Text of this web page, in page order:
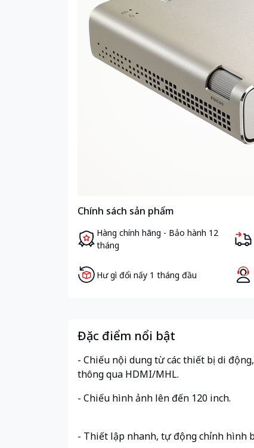
Chính sách sản phẩm
Hàng chính hãng - Bảo hành 12
tháng
Hư gì đổi nấy 1 tháng đầu
Đặc điểm nổi bật
- Chiếu nội dung từ các thiết bị di
thông qua HDMI/
- Chiếu hình ảnh lên đến 120 inch.
- Thiết lập nhanh, tự động chỉnh hình